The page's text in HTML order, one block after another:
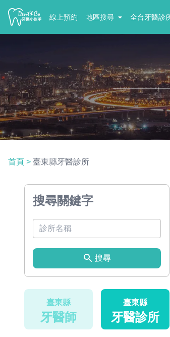
線上預約 地區搜尋 全台牙醫診
首頁 > 臺東縣牙醫診所
搜尋關鍵字
搜尋
臺東縣
牙醫師
臺東縣
牙醫診所